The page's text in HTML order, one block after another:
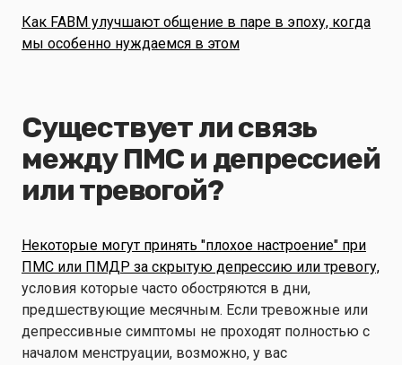
Как FABM улучшают общение в паре в эпоху, когда
мы особенно нуждаемся в этом
Существует ли связь
между ПМС и депрессией
или тревогой?
Некоторые могут принять "плохое настроение" при
ПМС или ПМДР за скрытую депрессию или тревогу,
условия которые часто обостряются в дни,
предшествующие месячным. Если тревожные или
депрессивные симптомы не проходят полностью с
началом менструации, возможно, у вас